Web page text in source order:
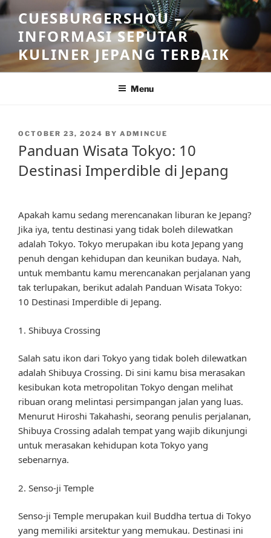
Skip
to
content
CUESBURGERSHOU –
INFORMASI SEPUTAR
KULINER JEPANG TERBAIK
Menu
POSTED
OCTOBER 23, 2024 BY ADMINCUE
Panduan Wisata Tokyo: 10
Destinasi Imperdible di Jepang
Apakah kamu sedang merencanakan liburan ke Jepang?
Jika iya, tentu destinasi yang tidak boleh dilewatkan
adalah Tokyo. Tokyo merupakan ibu kota Jepang yang
penuh dengan kehidupan dan keunikan budaya. Nah,
untuk membantu kamu merencanakan perjalanan yang
tak terlupakan, berikut adalah Panduan Wisata Tokyo:
10 Destinasi Imperdible di Jepang.
1. Shibuya Crossing
Salah satu ikon dari Tokyo yang tidak boleh dilewatkan
adalah Shibuya Crossing. Di sini kamu bisa merasakan
kesibukan kota metropolitan Tokyo dengan melihat
ribuan orang melintasi persimpangan jalan yang luas.
Menurut Hiroshi Takahashi, seorang penulis perjalanan,
Shibuya Crossing adalah tempat yang wajib dikunjungi
untuk merasakan kehidupan kota Tokyo yang
sebenarnya.
2. Senso-ji Temple
Senso-ji Temple merupakan kuil Buddha tertua di Tokyo
yang memiliki arsitektur yang memukau. Destinasi ini